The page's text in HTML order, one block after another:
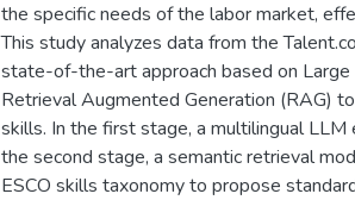
the specific needs of the labor market,
This study analyzes data from the
state-of-the-art approach based on
Retrieval Augmented Generation (RAG)
skills. In the first stage, a multilingual
the second stage, a semantic retrieval
ESCO skills taxonomy to propose